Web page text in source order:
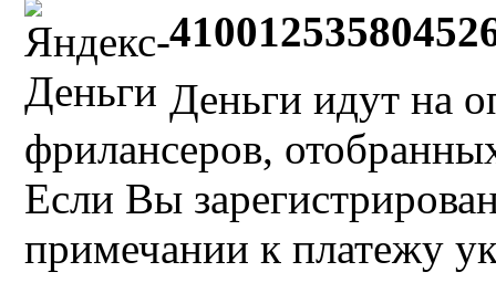
Деньги идут на
фрилансеров,
Если Вы
примечании к платежу